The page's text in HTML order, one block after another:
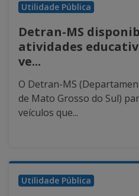
Utilidade Pública
Detran-MS
atividades
ve...
O Detran-MS
de Mato Grosso do Sul)
veículos que...
Utilidade Pública